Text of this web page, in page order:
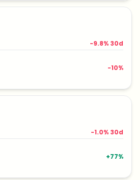
-9.8% 30d
-10%
-1.0% 30d
+77%